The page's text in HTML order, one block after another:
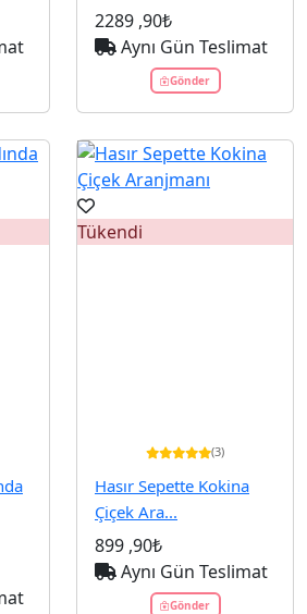
2289 ,90₺
Aynı Gün Teslimat
Gönder
Tükendi
(3)
Hasır Sepette Kokina
Çiçek Ara...
899 ,90₺
Aynı Gün Teslimat
Gönder